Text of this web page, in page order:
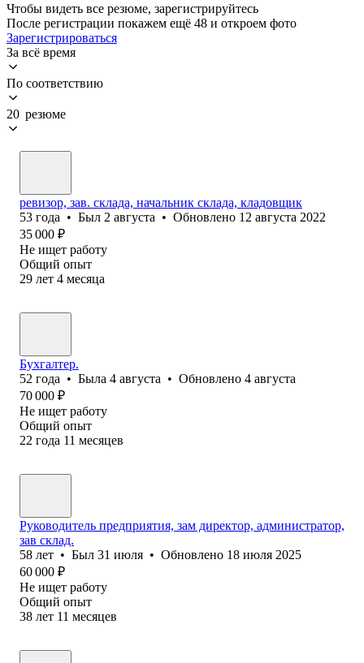
Чтобы видеть все резюме, зарегистрируйтесь
После регистрации покажем ещё 48 и откроем фото
Зарегистрироваться
За всё время
По соответствию
20 резюме
ревизор, зав. склада, начальник склада, кладовщик
53 года • Был 2 августа • Обновлено 12 августа 2022
35 000 ₽
Не ищет работу
Общий опыт
29 лет 4 месяца
Бухгалтер.
52 года • Была 4 августа • Обновлено 4 августа
70 000 ₽
Не ищет работу
Общий опыт
22 года 11 месяцев
Руководитель предприятия, зам директор, администратор,
зав склад.
58 лет • Был 31 июля • Обновлено 18 июля 2025
60 000 ₽
Не ищет работу
Общий опыт
38 лет 11 месяцев